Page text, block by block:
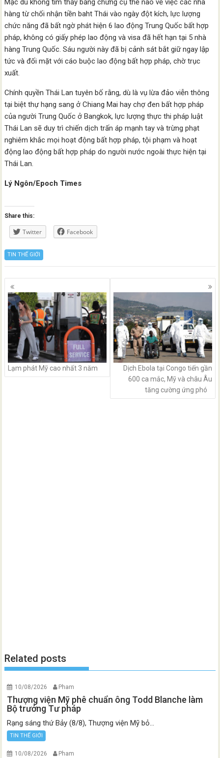
Mặc dù không tìm thấy bằng chứng cụ thể nào về việc các nhà
hàng từ chối nhận tiền baht Thái vào ngày đột kích, lực lượng
chức năng đã bất ngờ phát hiện 6 lao động Trung Quốc bất hợp
pháp, không có giấy phép lao động và visa đã hết hạn tại 5 nhà
hàng Trung Quốc. Sáu người này đã bị cảnh sát bắt giữ ngay lập
tức và đối mặt với cáo buộc lao động bất hợp pháp, chờ trục
xuất.
Chính quyền Thái Lan tuyên bố rằng, dù là vụ lừa đảo viễn thông
tại biệt thự hạng sang ở Chiang Mai hay chợ đen bất hợp pháp
của người Trung Quốc ở Bangkok, lực lượng thực thi pháp luật
Thái Lan sẽ duy trì chiến dịch trấn áp mạnh tay và trừng phạt
nghiêm khắc mọi hoạt động bất hợp pháp, tội phạm và hoạt
động lao động bất hợp pháp do người nước ngoài thực hiện tại
Thái Lan.
Lý Ngôn/Epoch Times
Share this:
Twitter Facebook
TIN THẾ GIỚI
Posts
navigation
Lạm phát Mỹ cao nhất 3 năm
Dịch Ebola tại Congo tiến gần
600 ca mắc, Mỹ và châu Âu
tăng cường ứng phó
Related posts
10/08/2026 Pham
Thượng viện Mỹ phê chuẩn ông Todd Blanche làm
Bộ trưởng Tư pháp
Rạng sáng thứ Bảy (8/8), Thượng viện Mỹ bỏ...
TIN THẾ GIỚI
10/08/2026 Pham